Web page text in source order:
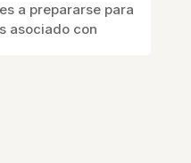
a prepararse para
asociado con